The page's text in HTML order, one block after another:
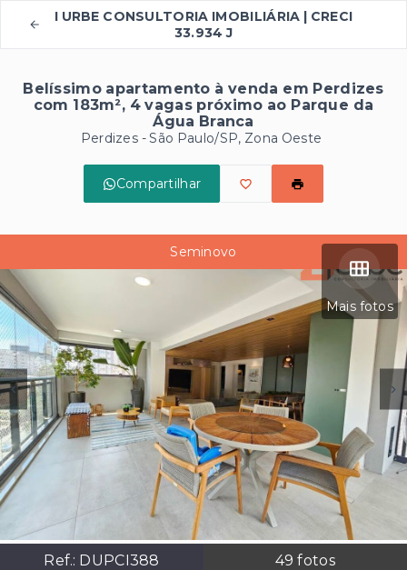
I URBE CONSULTORIA IMOBILIÁRIA | CRECI
33.934 J
Belíssimo apartamento à venda em Perdizes
com 183m², 4 vagas próximo ao Parque da
Água Branca
Perdizes - São Paulo/SP, Zona Oeste
Compartilhar
Mais fotos
Ref.: DUPCI388 49 fotos
Seminovo